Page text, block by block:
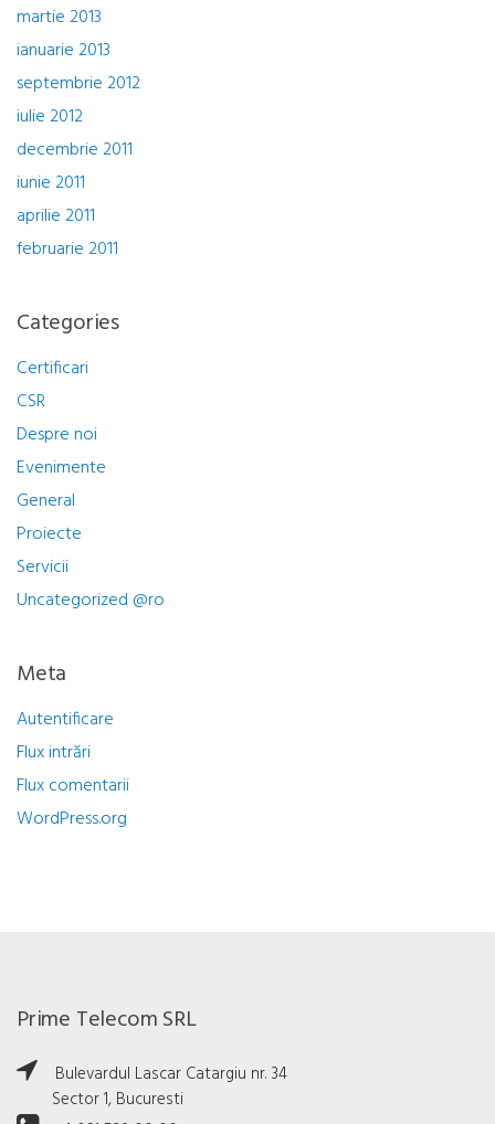
martie 2013
ianuarie 2013
septembrie 2012
iulie 2012
decembrie 2011
iunie 2011
aprilie 2011
februarie 2011
Categories
Certificari
CSR
Despre noi
Evenimente
General
Proiecte
Servicii
Uncategorized @ro
Meta
Autentificare
Flux intrări
Flux comentarii
WordPress.org
Prime Telecom SRL
Bulevardul Lascar Catargiu nr. 34
Sector 1, Bucuresti